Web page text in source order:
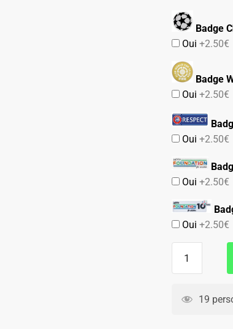
Badge
Oui+2.50€
Badge
Oui+2.50€
Oui+2.50€
Oui+2.50€
Oui+2.50€
Match 19